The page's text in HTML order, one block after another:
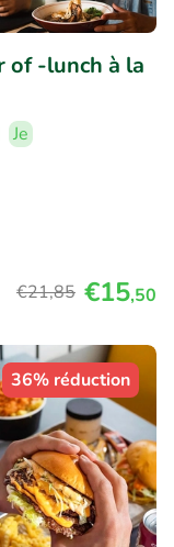
of -lunch à la
Je
€21,85 €15,50
36% réduction